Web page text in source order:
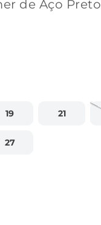
de Aço Preto
19 21
27